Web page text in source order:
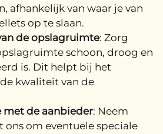
afhankelijk van waar je van
op te slaan.
de opslagruimte: Zorg
schoon, droog en
is. Dit helpt bij het
kwaliteit van de
de aanbieder: Neem
om eventuele speciale